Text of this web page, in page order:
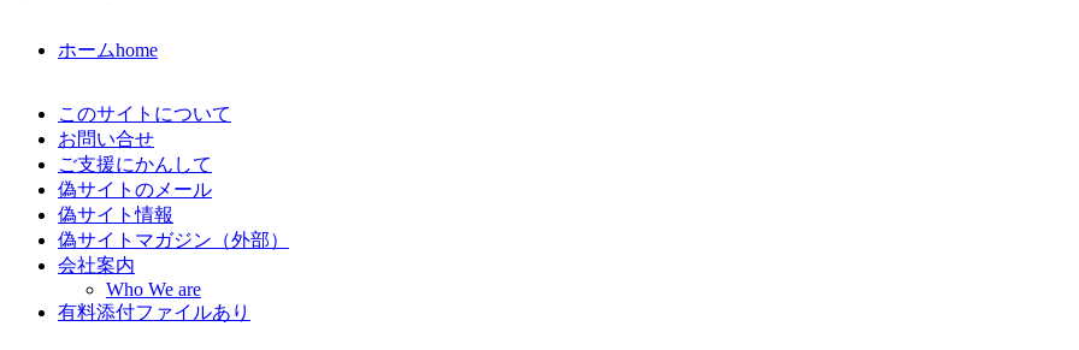
ホームhome
このサイトについて
お問い合せ
ご支援にかんして
偽サイトのメール
偽サイト情報
偽サイトマガジン（外部）
会社案内
Who We are
有料添付ファイルあり